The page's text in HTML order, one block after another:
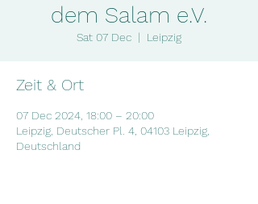
dem Salam e.V.
Sat 07 Dec
  |
Leipzig
Zeit & Ort
07 Dec 2024, 18:00 – 20:00
Leipzig, Deutscher Pl. 4, 04103 Leipzig,
Deutschland